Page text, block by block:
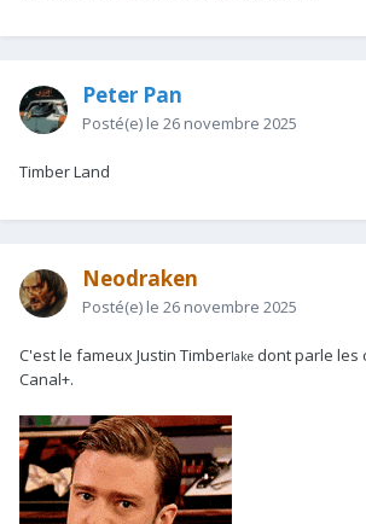
Peter Pan
Posté(e) le 26 novembre 2025
Timber Land
Neodraken
Posté(e) le 26 novembre 2025
C'est le fameux Justin Timberlake dont parle les
Canal+.